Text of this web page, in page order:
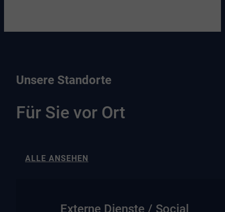
Unsere Standorte
Für Sie vor Ort
ALLE ANSEHEN
Externe Dienste / Social